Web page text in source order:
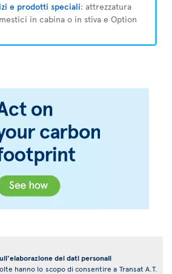
e prodotti speciali: attrezzatura
in cabina o in stiva e Option
dei dati personali
hanno lo scopo di consentire a Transat A.T.